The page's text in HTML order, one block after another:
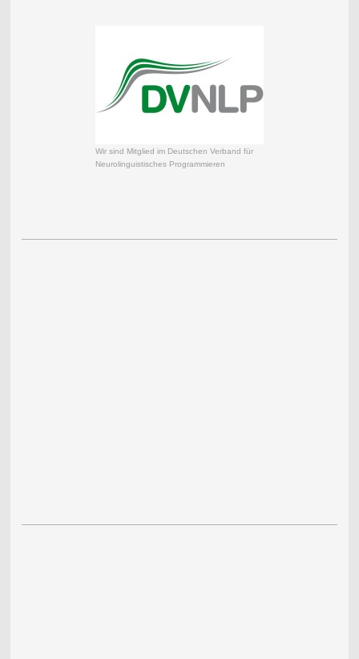
Wir sind Mitglied im Deutschen Verband für
Neurolinguistisches Programmieren